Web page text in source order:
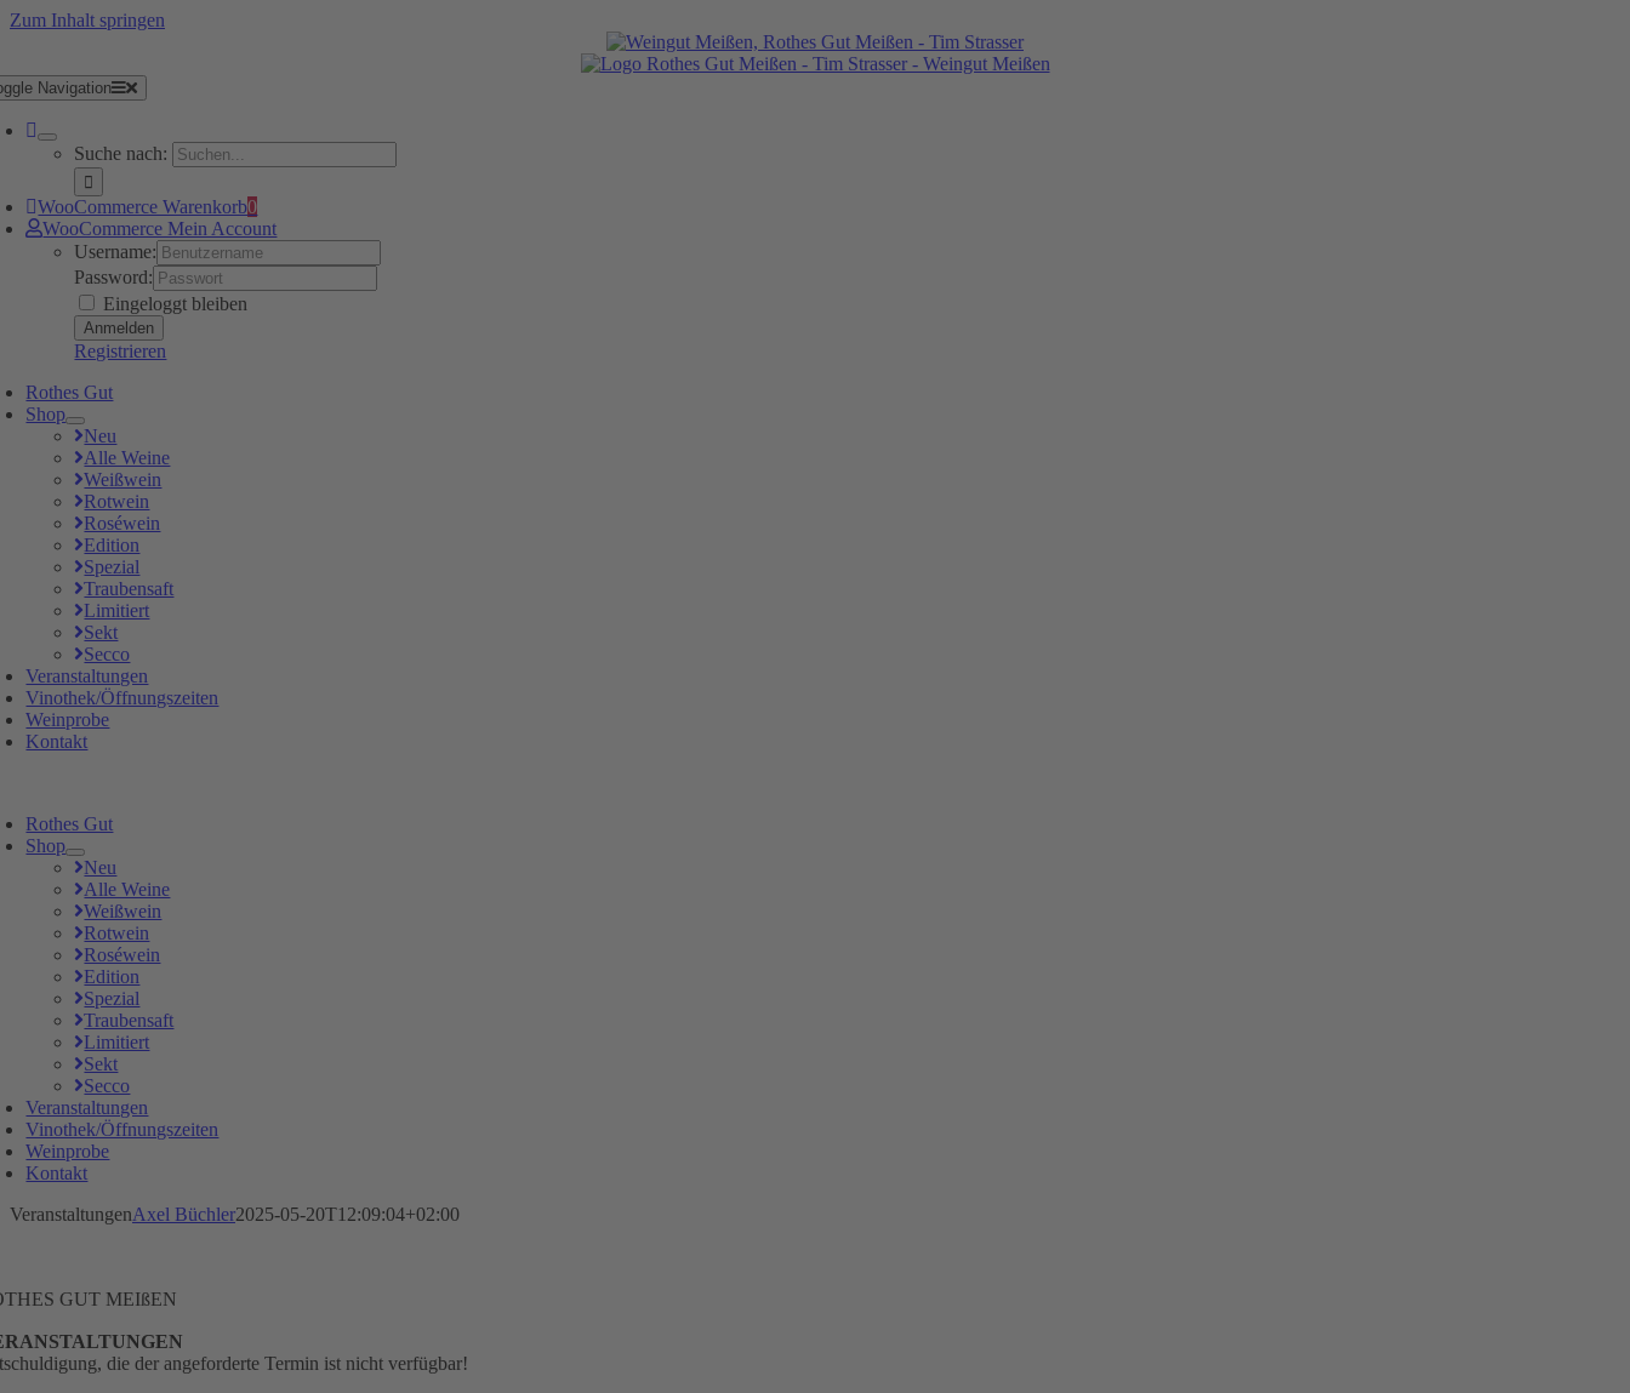
Zum Inhalt springen
Navigation
Suche nach:
WooCommerce Warenkorb0
WooCommerce Mein Account
Username:
Password:
Eingeloggt bleiben
Registrieren
Rothes Gut
Shop
Neu
Alle Weine
Weißwein
Rotwein
Roséwein
Edition
Spezial
Traubensaft
Limitiert
Sekt
Secco
Veranstaltungen
Vinothek/Öffnungszeiten
Weinprobe
Kontakt
Rothes Gut
Shop
Neu
Alle Weine
Weißwein
Rotwein
Roséwein
Edition
Spezial
Traubensaft
Limitiert
Sekt
Secco
Veranstaltungen
Vinothek/Öffnungszeiten
Weinprobe
Kontakt
VeranstaltungenAxel Büchler2025-05-20T12:09:04+02:00
GUT MEIßEN
die der angeforderte Termin ist nicht verfügbar!